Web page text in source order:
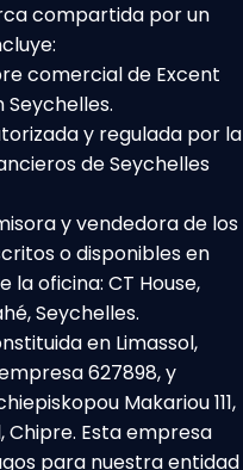
compartida por un
comercial de Excent
Seychelles.
y regulada por la
de Seychelles
y vendedora de los
o disponibles en
la oficina: CT House,
Seychelles.
en Limassol,
627898, y
Makariou 111,
Chipre. Esta empresa
para nuestra entidad